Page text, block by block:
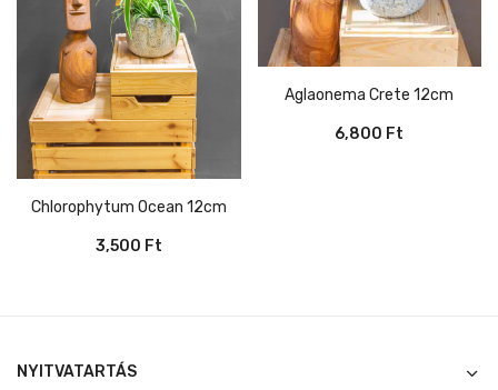
Chlorophytum Ocean 12cm
3,500 Ft
Aglaonema Crete 12cm
6,800 Ft
NYITVATARTÁS